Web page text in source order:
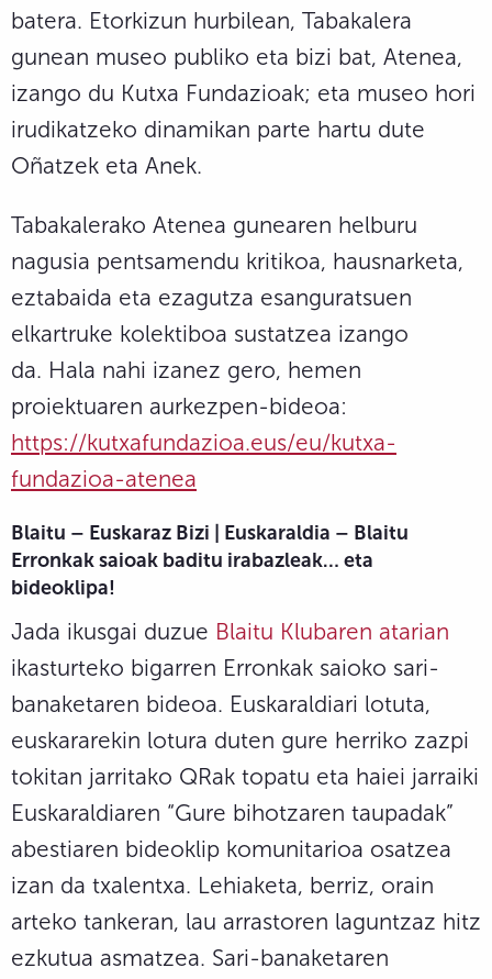
batera. Etorkizun hurbilean, Tabakalera
gunean museo publiko eta bizi bat, Atenea,
izango du Kutxa Fundazioak; eta museo hori
irudikatzeko dinamikan parte hartu dute
Oñatzek eta Anek.
Tabakalerako Atenea gunearen helburu
nagusia pentsamendu kritikoa, hausnarketa,
eztabaida eta ezagutza esanguratsuen
elkartruke kolektiboa sustatzea izango
da. Hala nahi izanez gero, hemen
proiektuaren aurkezpen-bideoa:
https://kutxafundazioa.eus/eu/kutxa-
fundazioa-atenea
Blaitu – Euskaraz Bizi | Euskaraldia – Blaitu
Erronkak saioak baditu irabazleak… eta
bideoklipa!
Jada ikusgai duzue Blaitu Klubaren atarian
ikasturteko bigarren Erronkak saioko sari-
banaketaren bideoa. Euskaraldiari lotuta,
euskararekin lotura duten gure herriko zazpi
tokitan jarritako QRak topatu eta haiei jarraiki
Euskaraldiaren “Gure bihotzaren taupadak”
abestiaren bideoklip komunitarioa osatzea
izan da txalentxa. Lehiaketa, berriz, orain
arteko tankeran, lau arrastoren laguntzaz hitz
ezkutua asmatzea. Sari-banaketaren